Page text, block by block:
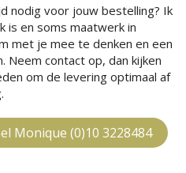
nodig voor jouw bestelling? Ik
is en soms maatwerk in
met je mee te denken en een
Neem contact op, dan kijken
om de levering optimaal af
Monique (0)10 3228484